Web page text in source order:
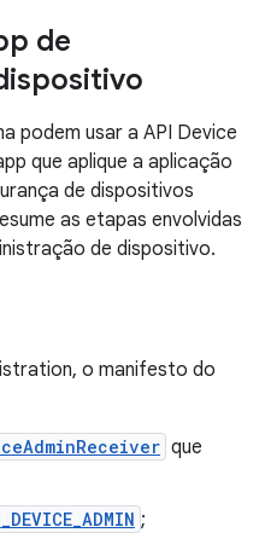
de
podem usar a API Device
que aplique a aplicação
de dispositivos
as etapas envolvidas
de dispositivo.
o manifesto do
que
;